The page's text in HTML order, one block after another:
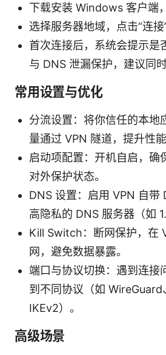
下载安装 Windows 客户端
选择服务器地域，点击“连接”
首次连接后，系统会提示
与 DNS 泄漏保护，建议同时
常用设置与优化
分流设置：将你信任的本地
量通过 VPN 隧道，提升性能
启动项配置：开机自启，确
对外保护状态。
DNS 设置：启用 VPN 自带
高隐私的 DNS 服务器（如
Kill Switch：断网保护，在
网，避免数据暴露。
端口与协议切换：遇到连接
到不同协议（如 WireGuard
IKEv2）。
高级场景